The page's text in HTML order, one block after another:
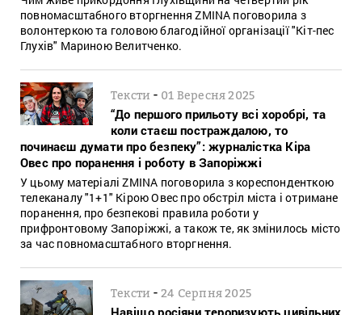
повномасштабного вторгнення ZMINA поговорила з
волонтеркою та головою благодійної організації "Кіт-пес
Глухів" Мариною Велитченко.
Тексти - 01 Вересня 2025
“До першого прильоту всі хоробрі, та
коли стаєш постраждалою, то
починаєш думати про безпеку”: журналістка Кіра
Овес про поранення і роботу в Запоріжжі
У цьому матеріалі ZMINA поговорила з кореспонденткою
телеканалу "1+1" Кірою Овес про обстріл міста і отримане
поранення, про безпекові правила роботи у
прифронтовому Запоріжжі, а також те, як змінилось місто
за час повномасштабного вторгнення.
Тексти -24 Серпня 2025
Навіщо росіяни тероризують цивільних